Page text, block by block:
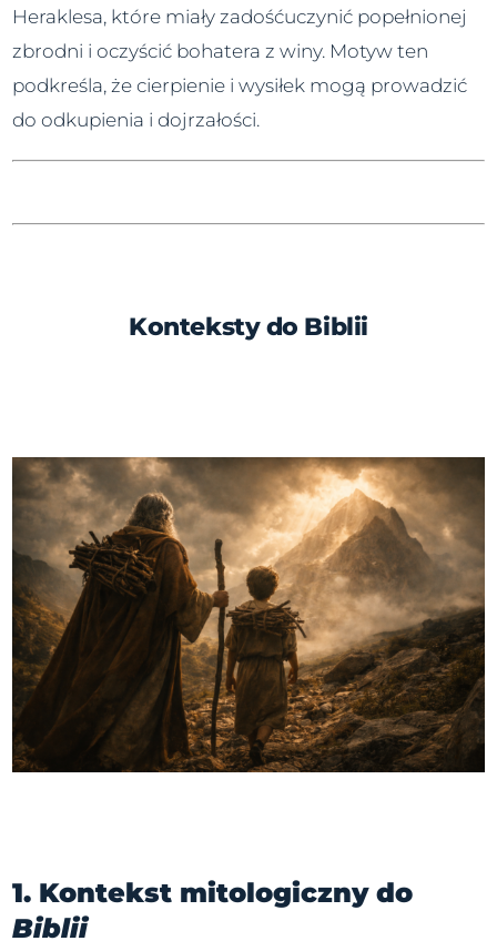
Heraklesa, które miały zadośćuczynić popełnionej
zbrodni i oczyścić bohatera z winy. Motyw ten
podkreśla, że cierpienie i wysiłek mogą prowadzić
do odkupienia i dojrzałości.
Konteksty do Biblii
1. Kontekst mitologiczny do
Biblii